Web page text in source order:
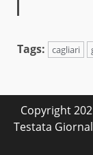
Tags: cagliari
Copyright
Testata